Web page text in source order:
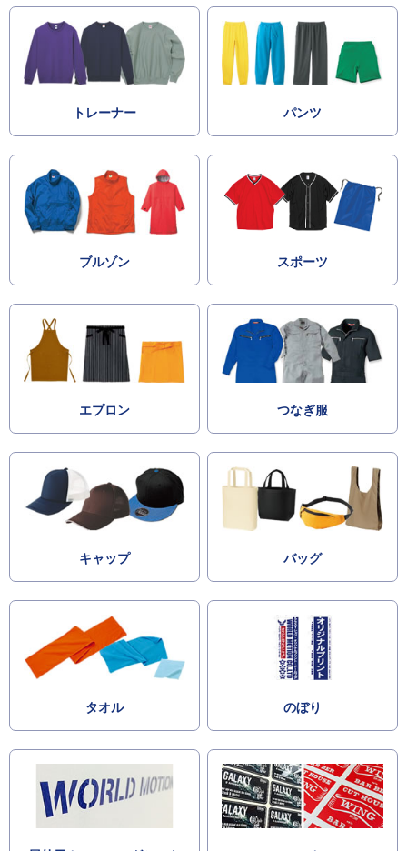
トレーナー パンツ
ブルゾン スポーツ
エプロン つなぎ服
キャップ バッグ
タオル のぼり